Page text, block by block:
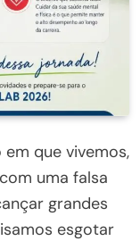
que vivemos,
uma falsa
grandes
esgotar